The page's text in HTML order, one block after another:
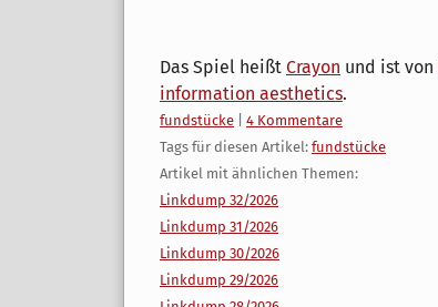
Das Spiel heißt Crayon und ist von
information aesthetics.
Kategorien:
fundstücke
4 Kommentare
Tags für diesen Artikel: fundstücke
Artikel mit ähnlichen Themen:
Linkdump 32/2026
Linkdump 31/2026
Linkdump 30/2026
Linkdump 29/2026